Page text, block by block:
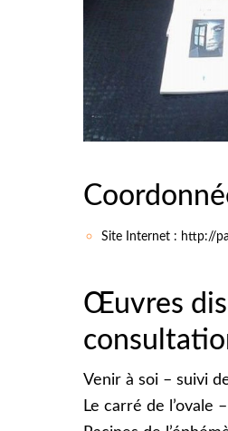
Site Internet : http://
Œuvres
Venir à soi – suivi
Le carré de l’ovale